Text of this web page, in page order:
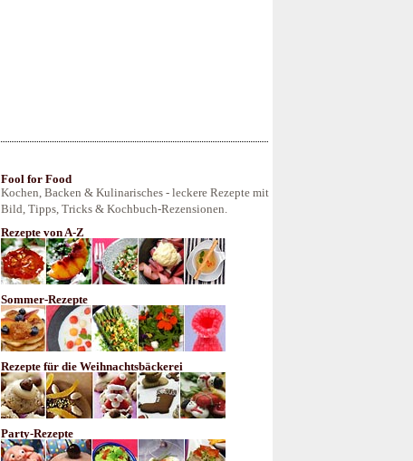
Fool for Food
Kochen, Backen & Kulinarisches - leckere Rezepte mit
Bild, Tipps, Tricks & Kochbuch-Rezensionen.
Rezepte von A-Z
Sommer-Rezepte
Rezepte für die Weihnachtsbäckerei
Party-Rezepte